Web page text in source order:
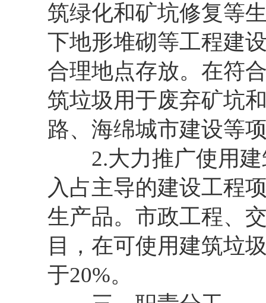
筑绿化和矿坑修复等
下地形堆砌等工程建
合理地点存放。在符
筑垃圾用于废弃矿坑
路、海绵城市建设等
2.大力推广使用建
入占主导的建设工程
生产品。市政工程、
目，在可使用建筑垃
于20%。